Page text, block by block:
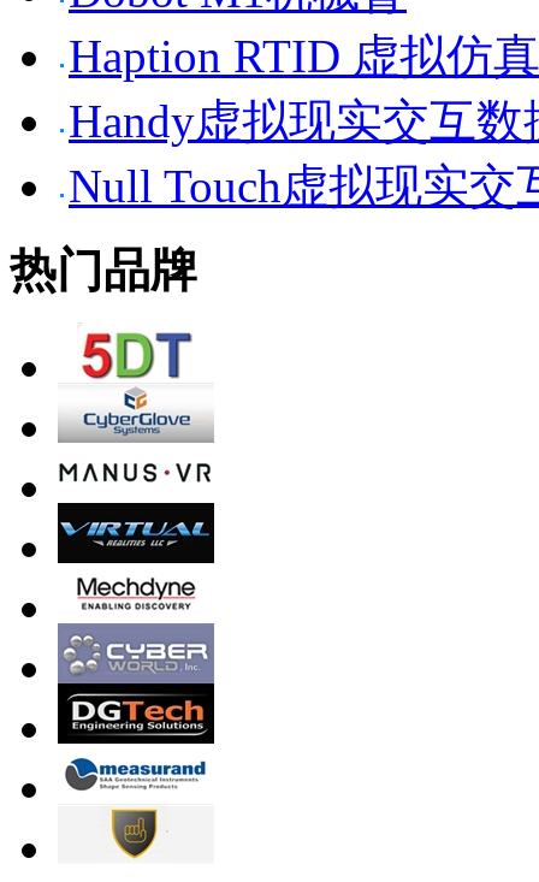
Haption RTID 虚拟仿
Handy虚拟现实交互数
Null Touch虚拟现实交
热门品牌